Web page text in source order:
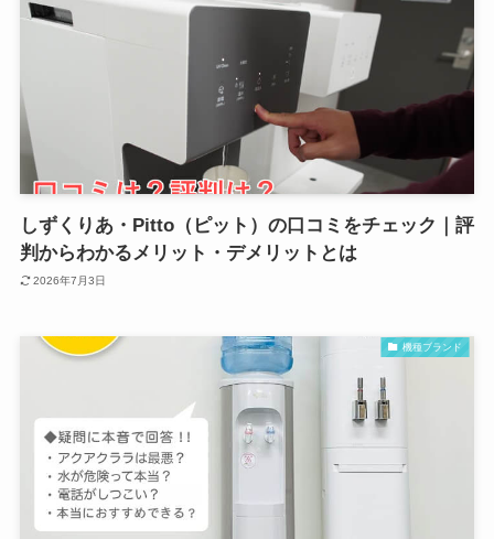
しずくりあ・Pitto（ピット）の口コミをチェック｜評
判からわかるメリット・デメリットとは
2026年7月3日
機種ブランド